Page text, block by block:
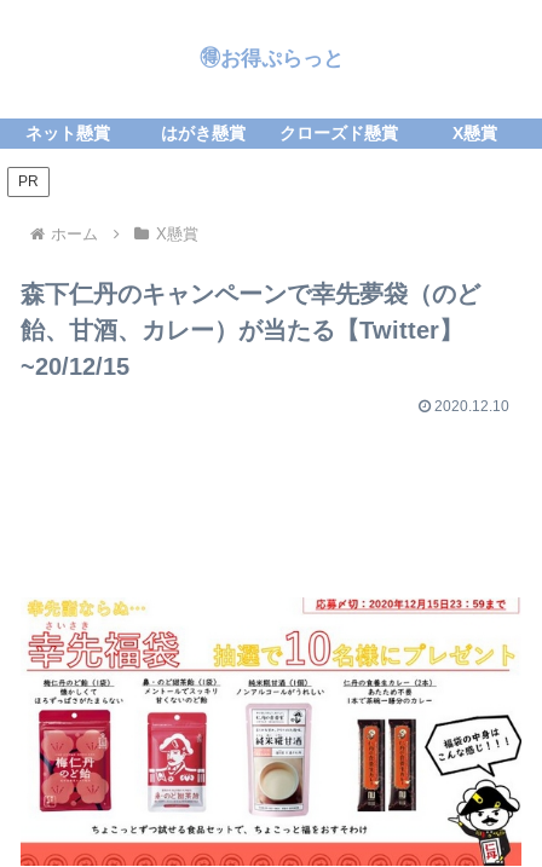
🉐お得ぷらっと
ネット懸賞 はがき懸賞 クローズド懸賞 X懸賞
PR
ホーム X懸賞
森下仁丹のキャンペーンで幸先夢袋（のど
飴、甘酒、カレー）が当たる【Twitter】
~20/12/15
2020.12.10